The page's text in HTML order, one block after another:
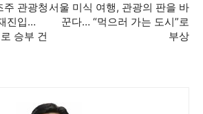
주 관광청
진입…
승부 건
서울 미식 여행, 관광의 판을 바
꾼다… “먹으러 가는 도시”로
부상